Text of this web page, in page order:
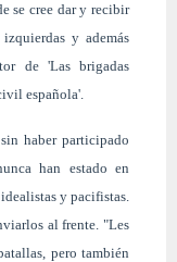
se cree dar y recibir
y además
de 'Las brigadas
española'.
haber participado
han estado en
y pacifistas.
al frente. "Les
pero también